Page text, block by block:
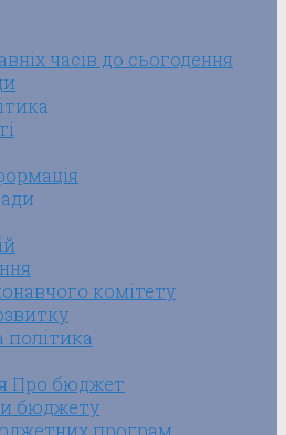
часів до сьогодення
комітету
політика
Про бюджет
бюджету
програм